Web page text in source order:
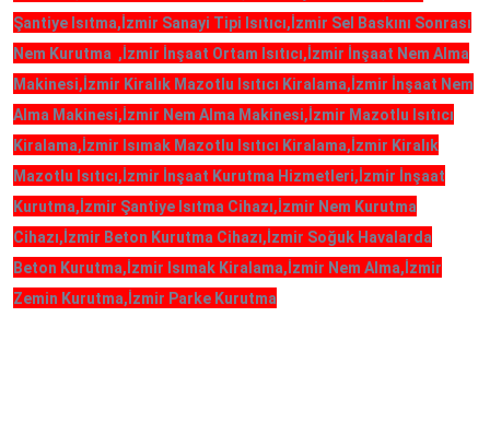
Şantiye Isıtma,İzmir Sanayi Tipi Isıtıcı,İzmir Sel Baskını Sonrası
Nem Kurutma ,İzmir İnşaat Ortam Isıtıcı,İzmir İnşaat Nem Alma
Makinesi,İzmir Kiralık Mazotlu Isıtıcı Kiralama,İzmir İnşaat Nem
Alma Makinesi,İzmir Nem Alma Makinesi,İzmir Mazotlu Isıtıcı
Kiralama,İzmir Isımak Mazotlu Isıtıcı Kiralama,İzmir Kiralık
Mazotlu Isıtıcı,İzmir İnşaat Kurutma Hizmetleri,İzmir İnşaat
Kurutma,İzmir Şantiye Isıtma Cihazı,İzmir Nem Kurutma
Cihazı,İzmir Beton Kurutma Cihazı,İzmir Soğuk Havalarda
Beton Kurutma,İzmir Isımak Kiralama,İzmir Nem Alma,İzmir
Zemin Kurutma,İzmir Parke Kurutma